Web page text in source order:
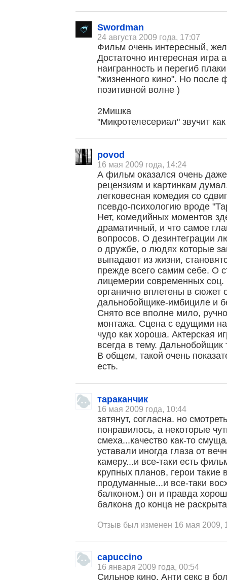
Swordman
24 августа 2009 года, 17:07
Фильм очень интересный,
Достаточно интересная игра
наигранность и перегиб
"жизненного кино". Но
позитивной волне )
2Мишка
"Микротелесериал" звучит
povod
16 мая 2009 года, 14:24
А фильм оказался очень
рецензиям и картинкам
легковесная комедия со
псевдо-психологию вроде
Нет, комедийных моментов
драматичный, и что самое
вопросов. О дезинтеграции
о дружбе, о людях которые
выпадают из жизни,
прежде всего самим себе. О
лицемерии современных соц.
органично вплетены в сюжет
дальнобойщике-имбициле и
Снято все вполне мило,
монтажа. Сцена с едущими
чудо как хороша. Актерская
всегда в тему.
В общем, такой очень
есть.
тараканчик
16 мая 2009 года, 10:44
затянут, согласна. но
понравилось, а некоторые
смеха...качество как-то
уставали иногда глаза от
камеру...и все-таки есть
крупных планов, герои такие
продуманные...и все-таки
балконом.) он и правда
балкона до конца не
Отзыв был изменен 16 мая 2009,
capuccino
16 января 2009 года, 00:54
Сильное кино. Анти секс в